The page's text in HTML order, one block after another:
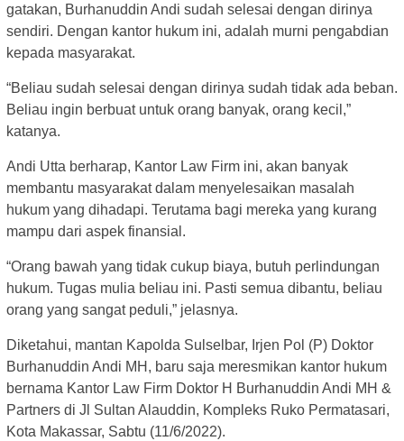
gatakan, Burhanuddin Andi sudah selesai dengan dirinya
sendiri. Dengan kantor hukum ini, adalah murni pengabdian
kepada masyarakat.
“Beliau sudah selesai dengan dirinya sudah tidak ada beban.
Beliau ingin berbuat untuk orang banyak, orang kecil,”
katanya.
Andi Utta berharap, Kantor Law Firm ini, akan banyak
membantu masyarakat dalam menyelesaikan masalah
hukum yang dihadapi. Terutama bagi mereka yang kurang
mampu dari aspek finansial.
“Orang bawah yang tidak cukup biaya, butuh perlindungan
hukum. Tugas mulia beliau ini. Pasti semua dibantu, beliau
orang yang sangat peduli,” jelasnya.
Diketahui, mantan Kapolda Sulselbar, Irjen Pol (P) Doktor
Burhanuddin Andi MH, baru saja meresmikan kantor hukum
bernama Kantor Law Firm Doktor H Burhanuddin Andi MH &
Partners di Jl Sultan Alauddin, Kompleks Ruko Permatasari,
Kota Makassar, Sabtu (11/6/2022).